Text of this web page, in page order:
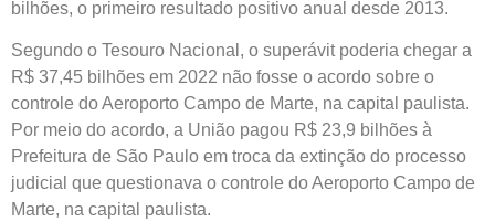
bilhões, o primeiro resultado positivo anual desde 2013.
Segundo o Tesouro Nacional, o superávit poderia chegar a
R$ 37,45 bilhões em 2022 não fosse o acordo sobre o
controle do Aeroporto Campo de Marte, na capital paulista.
Por meio do acordo, a União pagou R$ 23,9 bilhões à
Prefeitura de São Paulo em troca da extinção do processo
judicial que questionava o controle do Aeroporto Campo de
Marte, na capital paulista.